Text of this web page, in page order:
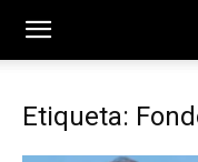
Etiqueta: